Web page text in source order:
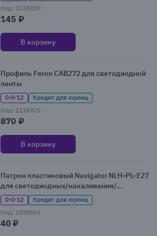
Код: 1038039
145 ₽
В корзину
Профиль Feron CAB272 для светодиодной
ленты
0·0·12
Кредит для юрлиц
Код: 1118921
870 ₽
В корзину
Патрон пластиковый Navigator NLH-PL-E27
для светодиодных/накаливания/
энергосберегающих ламп
0·0·12
Кредит для юрлиц
Код: 1038061
40 ₽